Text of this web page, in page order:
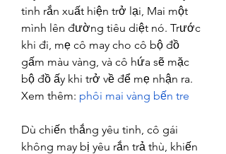
tinh rắn xuất hiện trở lại, Mai một
mình lên đường tiêu diệt nó. Trước
khi đi, mẹ cô may cho cô bộ đồ
gấm màu vàng, và cô hứa sẽ mặc
bộ đồ ấy khi trở về để mẹ nhận ra.
Xem thêm: phôi mai vàng bến tre
Dù chiến thắng yêu tinh, cô gái
không may bị yêu rắn trả thù, khiến